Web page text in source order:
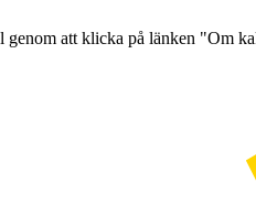
genom att klicka på länken "Om